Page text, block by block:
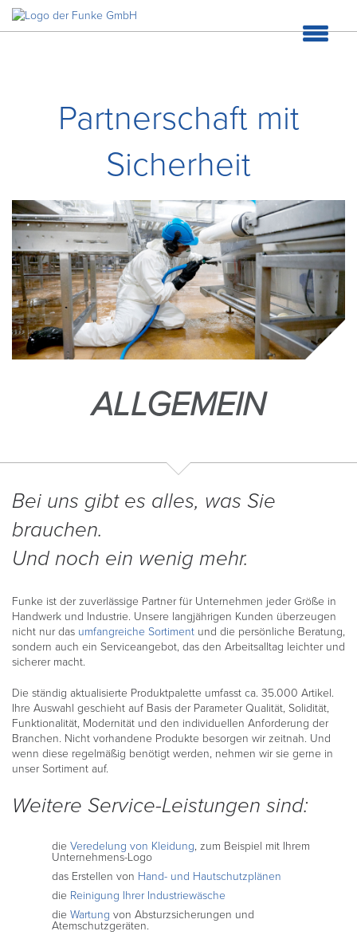
Partnerschaft mit
Sicherheit
ALLGEMEIN
Bei uns gibt es alles, was Sie
brauchen.
Und noch ein wenig mehr.
Funke ist der zuverlässige Partner für Unternehmen jeder Größe in
Handwerk und Industrie. Unsere langjährigen Kunden überzeugen
nicht nur das umfangreiche Sortiment und die persönliche Beratung,
sondern auch ein Serviceangebot, das den Arbeitsalltag leichter und
sicherer macht.
Die ständig aktualisierte Produktpalette umfasst ca. 35.000 Artikel.
Ihre Auswahl geschieht auf Basis der Parameter Qualität, Solidität,
Funktionalität, Modernität und den individuellen Anforderung der
Branchen. Nicht vorhandene Produkte besorgen wir zeitnah. Und
wenn diese regelmäßig benötigt werden, nehmen wir sie gerne in
unser Sortiment auf.
Weitere Service-Leistungen sind:
die Veredelung von Kleidung, zum Beispiel mit Ihrem
Unternehmens-Logo
das Erstellen von Hand- und Hautschutzplänen
die Reinigung Ihrer Industriewäsche
die Wartung von Absturzsicherungen und
Atemschutzgeräten.